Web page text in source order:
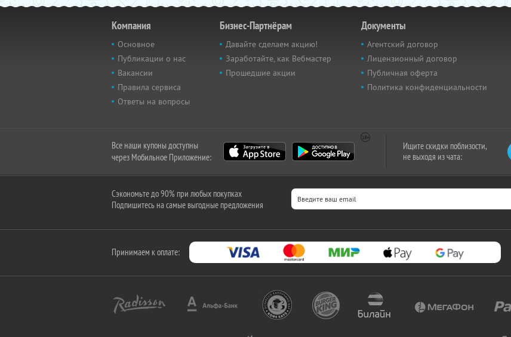
Компания
Основное
Публикации о нас
Вакансии
Правила сервиса
Ответы на вопросы
Бизнес-Партнёрам
Давайте сделаем акцию!
Заработайте, как Вебмастер
Прошедшие акции
Документы
Агентский договор
Лицензионный договор
Публичная оферта
Политика конфиденциальности
Все наши купоны доступны
через Мобильное Приложение:
Ищите скидки поблизости,
не выходя из чата:
Сэкономьте до 90% при любых покупках
Подпишитесь на самые выгодные предложения
Принимаем к оплате: